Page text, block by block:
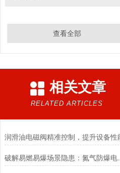
查看全部
相关文章
RELATED ARTICLES
润滑油电磁阀精准控制，提升设备性
破解易燃易爆场景隐患：氮气防爆电磁阀的安全适配优化方案